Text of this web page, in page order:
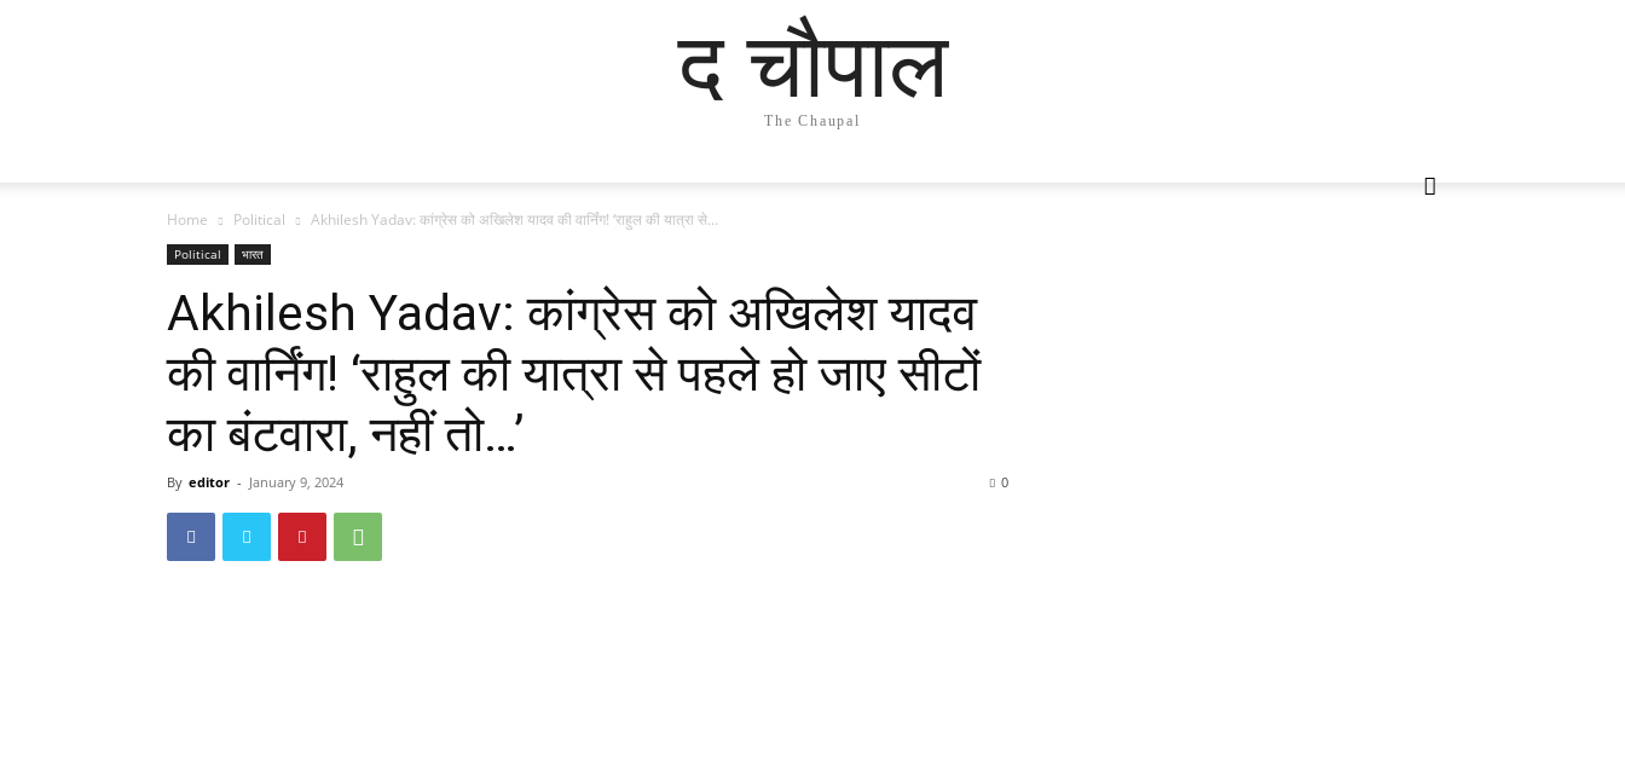
द चौपाल
The Chaupal
Home Political Akhilesh Yadav: कांग्रेस को अखिलेश यादव की वार्निंग! ‘राहुल की यात्रा से...
Political भारत
Akhilesh Yadav: कांग्रेस को अखिलेश यादव
की वार्निंग! ‘राहुल की यात्रा से पहले हो जाए सीटों
का बंटवारा, नहीं तो…’
By editor - January 9, 2024 0